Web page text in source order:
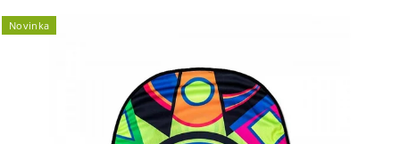
Novinka